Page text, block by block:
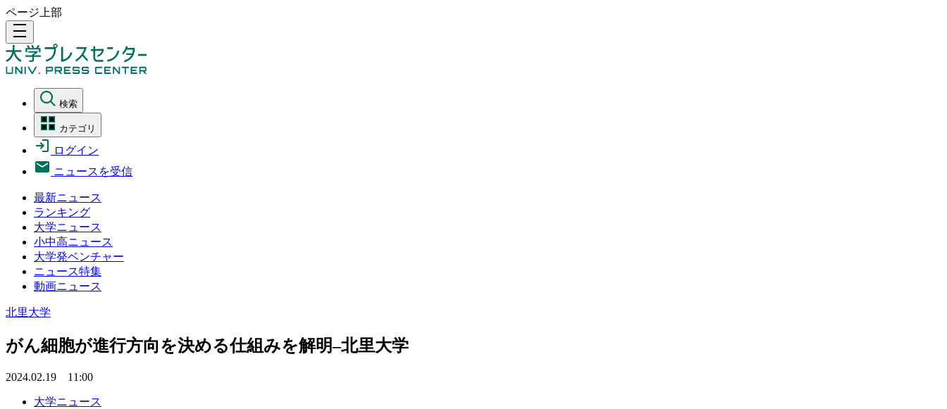
ページ上部
density_medium
検索
カテゴリ
ログイン
ニュースを受信
最新ニュース
ランキング
大学ニュース
小中高ニュース
大学発ベンチャー
ニュース特集
動画ニュース
北里大学
がん細胞が進行方向を決める仕組みを解明–北里大学
2024.02.19 11:00
大学ニュース